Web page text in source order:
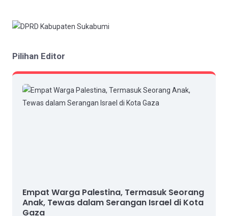
Pilihan Editor
Empat Warga Palestina, Termasuk Seorang
Anak, Tewas dalam Serangan Israel di Kota
Gaza